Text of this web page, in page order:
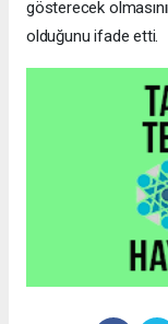
gösterecek
olduğunu ifade etti.